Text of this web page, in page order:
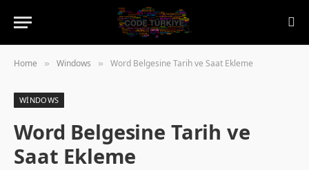
Home » Windows » Word Belgesine Tarih ve Saat Ekleme
WINDOWS
Word Belgesine Tarih ve
Saat Ekleme